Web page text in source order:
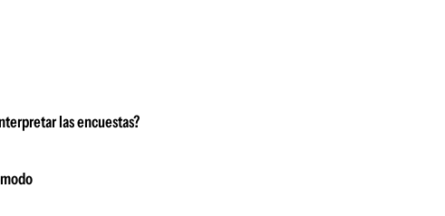
las encuestas?